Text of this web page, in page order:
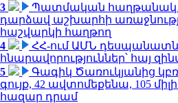
3
Պատմական
դարձավ աշխարհի
հաշվարկի հաղթող
4
ՀՀ-ում ԱՄՆ
հնարավորություններ՝ հայ
5
Գագիկ Ծառուկյանից
գույք, 42 ավտոմեքենա, 105
հազար դրամ